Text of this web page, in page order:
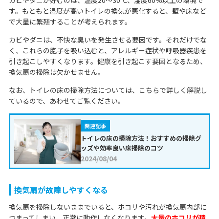
す。もともと湿度が高いトイレの換気が悪化すると、壁や床など
で大量に繁殖することが考えられます。
カビやダニは、不快な臭いを発生させる要因です。それだけでな
く、これらの胞子を吸い込むと、アレルギー症状や呼吸器疾患を
引き起こしやすくなります。健康を引き起こす要因となるため、
換気扇の掃除は欠かせません。
なお、トイレの床の掃除方法については、こちらで詳しく解説し
ているので、あわせてご覧ください。
関連記事
トイレの床の掃除方法！おすすめの掃除グ
ッズや効率良い床掃除のコツ
2024/08/04
換気扇が故障しやすくなる
換気扇を掃除しないままでいると、ホコリや汚れが換気扇内部に